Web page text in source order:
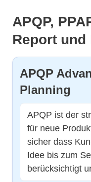
APQP,
Report und
APQP
Planning
APQP ist der
für neue
sicher dass
Idee bis zum
berücksichtigt